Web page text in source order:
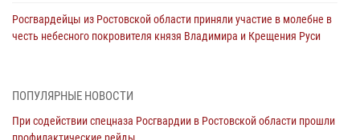
Росгвардейцы из Ростовской области приняли участие в молебне в
честь небесного покровителя князя Владимира и Крещения Руси
При содействии спецназа Росгвардии в Ростовской области прошли
21 июля 2026, 12:51
ПОПУЛЯРНЫЕ НОВОСТИ
При содействии спецназа Росгвардии в Ростовской области прошли
профилактические рейды